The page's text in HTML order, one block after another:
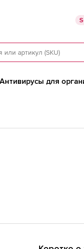
Антивирусы для